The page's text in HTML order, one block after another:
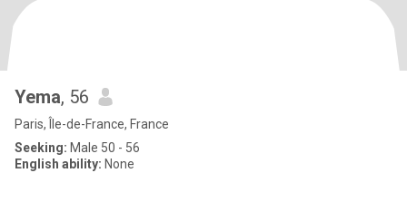
Yema, 56
Paris, Île-de-France, France
Seeking: Male 50 - 56
English ability: None